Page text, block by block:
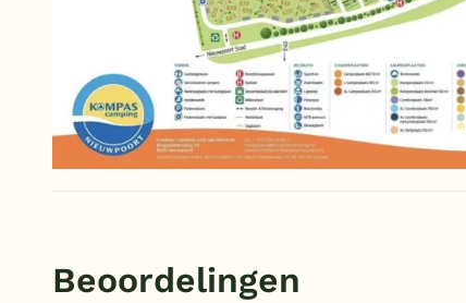
Beoordelingen